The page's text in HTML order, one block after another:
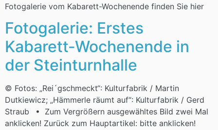
Fotogalerie vom Kabarett-Wochenende finden Sie hier
Fotogalerie: Erstes
Kabarett-Wochenende in
der Steinturnhalle
© Fotos: „Rei´gschmeckt“: Kulturfabrik / Martin
Dutkiewicz; „Hämmerle räumt auf“: Kulturfabrik / Gerd
Straub • Zum Vergrößern ausgewähltes Bild zwei Mal
anklicken! Zurück zum Hauptartikel: bitte anklicken!